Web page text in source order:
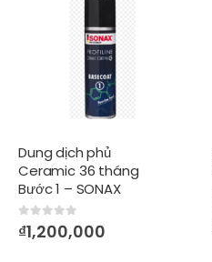
Dung dịch phủ
Ceramic 36 tháng
Bước 1 – SONAX
PROFILINE
CeramicCoating
CC36 BaseCoat 1
0out of 5
₫1,200,000